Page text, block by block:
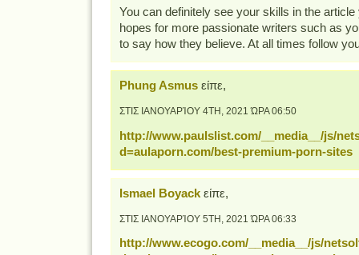
You can definitely see your skills in the
hopes for more passionate writers such as
to say how they believe. At all times follow
Phung Asmusείπε,
ΣΤΙΣ ΙΑΝΟΥΑΡΊΟΥ 4TH, 2021 ΏΡΑ 06:50
http://www.paulslist.com/__media__/js/
d=aulaporn.com/best-premium-porn-sites
Ismael Boyackείπε,
ΣΤΙΣ ΙΑΝΟΥΑΡΊΟΥ 5TH, 2021 ΏΡΑ 06:33
http://www.ecogo.com/__media__/js/